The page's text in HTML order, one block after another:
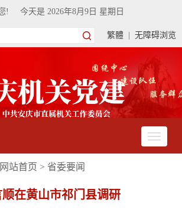
! 今天是 2026年8月9日 星期日
繁體 无障碍浏览
网站首页 > 省委要闻
顺在黄山市祁门县调研